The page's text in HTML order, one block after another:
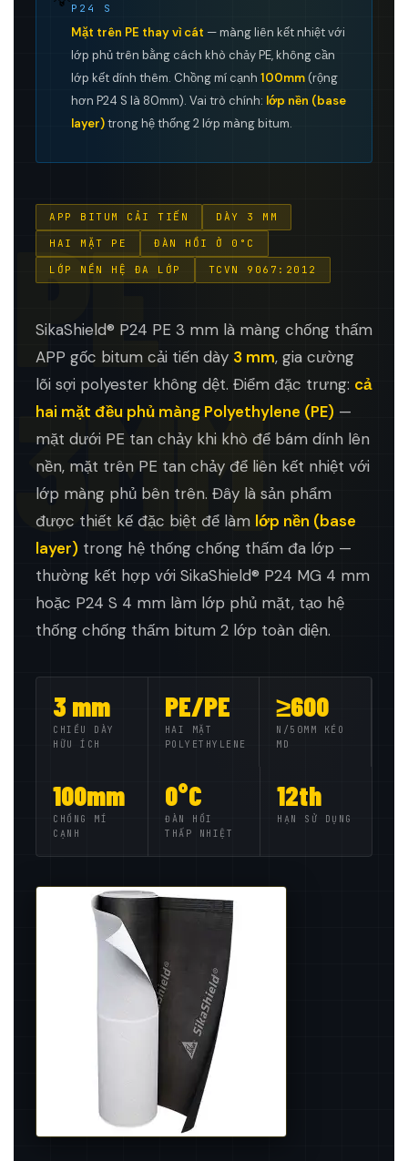
PE
3MM
P24 S
Mặt trên PE thay vì cát — màng liên kết nhiệt với
lớp phủ trên bằng cách khò chảy PE, không cần
lớp kết dính thêm. Chồng mí cạnh 100mm(rộng
hơn P24 S là 80mm). Vai trò chính: lớp nền (base
layer)trong hệ thống 2 lớp màng bitum.
APP BITUM CẢI TIẾN DÀY 3 MM
HAI MẶT PE ĐÀN HỒI Ở 0°C
LỚP NỀN HỆ ĐA LỚP TCVN 9067:2012
SikaShield® P24 PE 3 mm là màng chống thấm
APP gốc bitum cải tiến dày 3 mm, gia cường
lõi sợi polyester không dệt. Điểm đặc trưng: cả
hai mặt đều phủ màng Polyethylene (PE) —
mặt dưới PE tan chảy khi khò để bám dính lên
nền, mặt trên PE tan chảy để liên kết nhiệt với
lớp màng phủ bên trên. Đây là sản phẩm
được thiết kế đặc biệt để làm lớp nền (base
layer) trong hệ thống chống thấm đa lớp —
thường kết hợp với SikaShield® P24 MG 4 mm
hoặc P24 S 4 mm làm lớp phủ mặt, tạo hệ
thống chống thấm bitum 2 lớp toàn diện.
3 mm
CHIỀU DÀY
HỮU ÍCH
PE/PE
HAI MẶT
POLYETHYLENE
≥600
N/50MM KÉO
MD
100mm
CHỒNG MÍ
CẠNH
0°C
ĐÀN HỒI
THẤP NHIỆT
12th
HẠN SỬ DỤNG